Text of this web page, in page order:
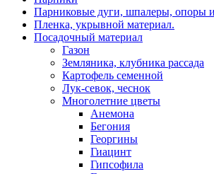
Парниковые дуги, шпалеры, опоры
Пленка, укрывной материал.
Посадочный материал
Газон
Земляника, клубника рассада
Картофель семенной
Лук-севок, чеснок
Многолетние цветы
Анемона
Бегония
Георгины
Гиацинт
Гипсофила